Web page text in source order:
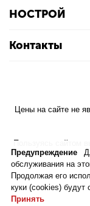
Предупреждение
обслуживания на
Продолжая его
куки (cookies) будут
Принять
НОСТРОЙ
Контакты
Цены на сайте не
Пользуясь сайтом